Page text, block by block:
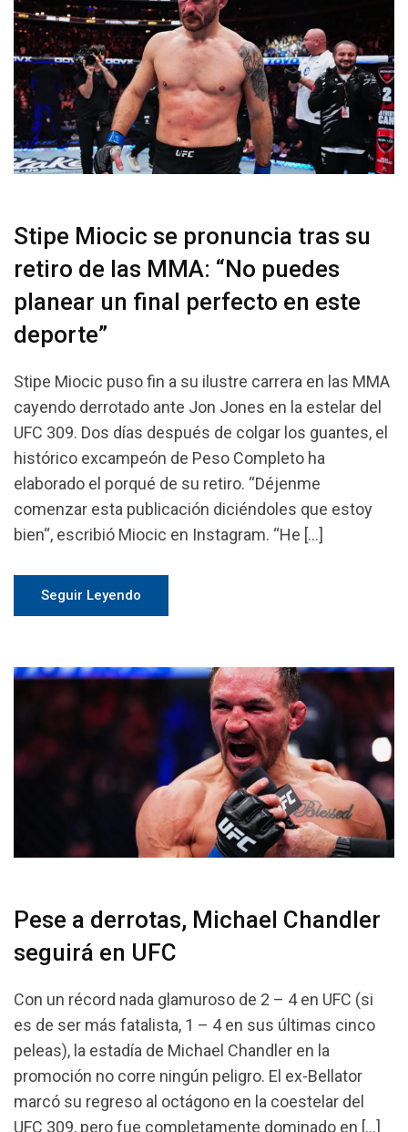
Stipe Miocic se pronuncia tras su
retiro de las MMA: “No puedes
planear un final perfecto en este
deporte”
Stipe Miocic puso fin a su ilustre carrera en las MMA
cayendo derrotado ante Jon Jones en la estelar del
UFC 309. Dos días después de colgar los guantes, el
histórico excampeón de Peso Completo ha
elaborado el porqué de su retiro. “Déjenme
comenzar esta publicación diciéndoles que estoy
bien“, escribió Miocic en Instagram. “He […]
Seguir Leyendo
Pese a derrotas, Michael Chandler
seguirá en UFC
Con un récord nada glamuroso de 2 – 4 en UFC (si
es de ser más fatalista, 1 – 4 en sus últimas cinco
peleas), la estadía de Michael Chandler en la
promoción no corre ningún peligro. El ex-Bellator
marcó su regreso al octágono en la coestelar del
UFC 309, pero fue completamente dominado en […]